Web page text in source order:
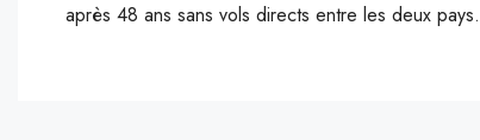
après 48 ans sans vols directs entre les deux pays.